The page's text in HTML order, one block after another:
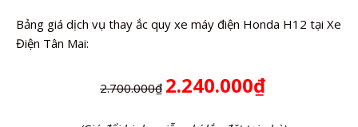
Bảng giá dịch vụ thay ắc quy xe máy điện Honda H12 tại Xe
Điện Tân Mai:
2.700.000₫ 2.240.000₫